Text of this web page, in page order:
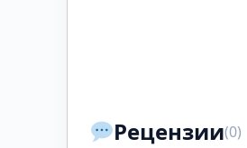
Рецензии(0)